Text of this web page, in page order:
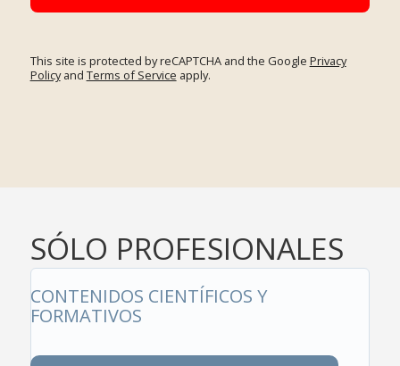
This site is protected by reCAPTCHA and the Google Privacy
Policyand Terms of Service apply.
SÓLO PROFESIONALES
CONTENIDOS CIENTÍFICOS Y
FORMATIVOS